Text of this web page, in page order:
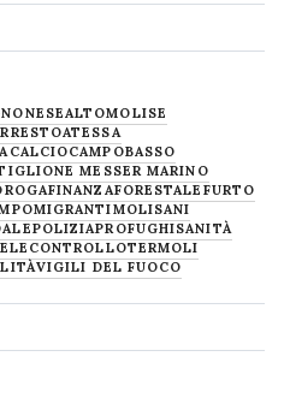
ALTOMOLISE
ATESSA
CALCIOCAMPOBASSO
MESSER MARINO
FINANZAFORESTALE FURTO
MIGRANTIMOLISANI
POLIZIAPROFUGHISANITÀ
TERMOLI
VIGILI DEL FUOCO